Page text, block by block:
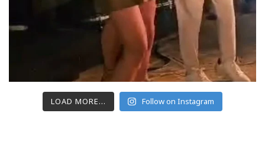
LOAD MORE... Follow on Instagram